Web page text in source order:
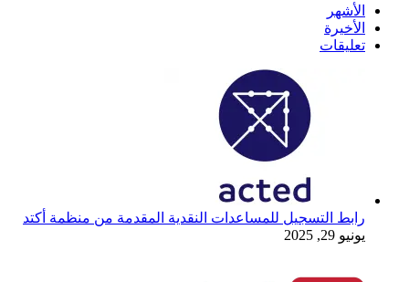
الأشهر
الأخيرة
تعليقات
رابط التسجيل للمساعدات النقدية المقدمة من منظمة أكتد
يونيو 29, 2025